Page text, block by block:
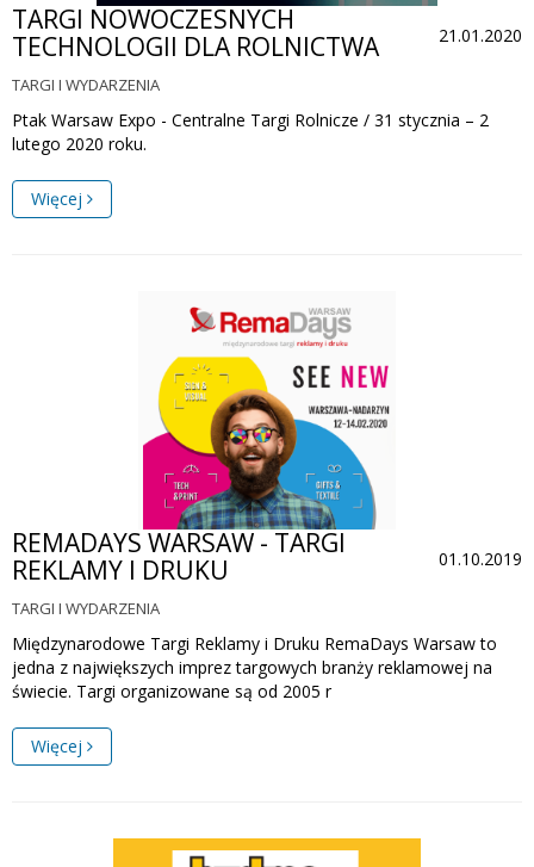
21.01.2020
TARGI NOWOCZESNYCH
TECHNOLOGII DLA ROLNICTWA
TARGI I WYDARZENIA
Ptak Warsaw Expo - Centralne Targi Rolnicze / 31 stycznia – 2
lutego 2020 roku.
Więcej
01.10.2019
REMADAYS WARSAW - TARGI
REKLAMY I DRUKU
TARGI I WYDARZENIA
Międzynarodowe Targi Reklamy i Druku RemaDays Warsaw to
jedna z największych imprez targowych branży reklamowej na
świecie. Targi organizowane są od 2005 r
Więcej